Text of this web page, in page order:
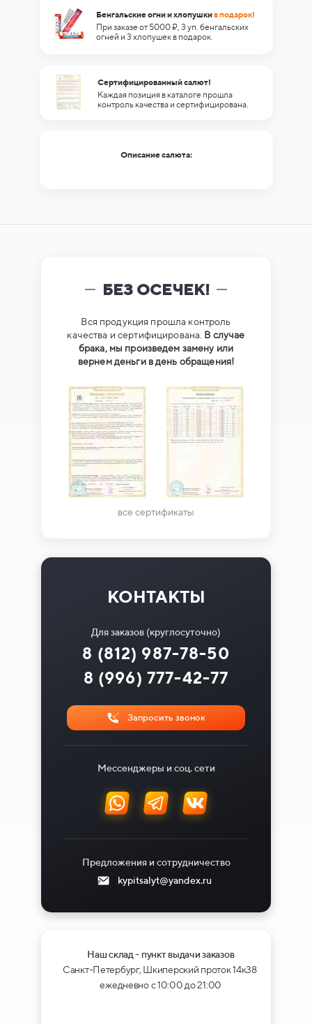
Бенгальские огни и хлопушкив подарок!
При заказе от 5000 ₽, 3 уп. бенгальских
огней и 3 хлопушек в подарок.
Сертифицированный салют!
Каждая позиция в каталоге прошла
контроль качества и сертифицирована.
Описание салюта:
БЕЗ ОСЕЧЕК!
Вся продукция прошла контроль
качества и сертифицирована. В случае
брака, мы произведем замену или
вернем деньги в день обращения!
все сертификаты
КОНТАКТЫ
Для заказов (круглосуточно)
8 (996) 777-42-77
8 (812) 987-78-50
Запросить звонок
Мессенджеры и соц. сети
Предложения и сотрудничество
kypitsalyt@yandex.ru
Наш склад - пункт выдачи заказов
Санкт-Петербург, Шкиперский проток 14к38
ежедневно с 10:00 до 21:00